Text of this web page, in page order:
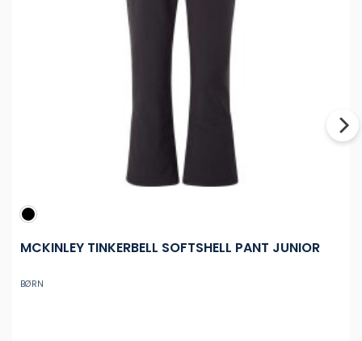
BØRN
MCKINLEY TINKERBELL SOFTSHELL PANT JUNIOR